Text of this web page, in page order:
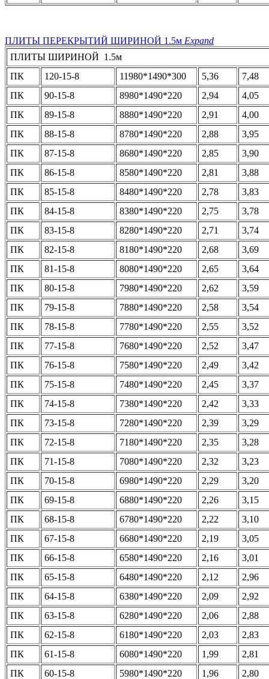
ПЛИТЫ ПЕРЕКРЫТИЙ ШИРИНОЙ 1.5м Expand
ПЛИТЫ ШИРИНОЙ 1.5м
ПК
120-15-8 11980*1490*300 5,36
7,48
ПК
90-15-8 8980*1490*220 2,94
4,05
ПК
89-15-8 8880*1490*220 2,91
4,00
ПК
88-15-8 8780*1490*220 2,88
3,95
ПК
87-15-8 8680*1490*220 2,85
3,90
ПК
86-15-8 8580*1490*220 2,81
3,88
ПК
85-15-8 8480*1490*220 2,78
3,83
ПК
84-15-8 8380*1490*220 2,75
3,78
ПК
83-15-8 8280*1490*220 2,71
3,74
ПК
82-15-8 8180*1490*220 2,68
3,69
ПК
81-15-8 8080*1490*220 2,65
3,64
ПК
80-15-8 7980*1490*220 2,62
3,59
ПК
79-15-8 7880*1490*220 2,58
3,54
ПК
78-15-8 7780*1490*220 2,55
3,52
ПК
77-15-8 7680*1490*220 2,52
3,47
ПК
76-15-8 7580*1490*220 2,49
3,42
ПК
75-15-8 7480*1490*220 2,45
3,37
ПК
74-15-8 7380*1490*220 2,42
3,33
ПК
73-15-8 7280*1490*220 2,39
3,29
ПК
72-15-8 7180*1490*220 2,35
3,28
ПК
71-15-8 7080*1490*220 2,32
3,23
ПК
70-15-8 6980*1490*220 2,29
3,20
ПК
69-15-8 6880*1490*220 2,26
3,15
ПК
68-15-8 6780*1490*220 2,22
3,10
ПК
67-15-8 6680*1490*220 2,19
3,05
ПК
66-15-8 6580*1490*220 2,16
3,01
ПК
65-15-8 6480*1490*220 2,12
2,96
ПК
64-15-8 6380*1490*220 2,09
2,92
ПК
63-15-8 6280*1490*220 2,06
2,88
ПК
62-15-8 6180*1490*220 2,03
2,83
ПК
61-15-8 6080*1490*220 1,99
2,81
ПК
60-15-8 5980*1490*220 1,96
2,80